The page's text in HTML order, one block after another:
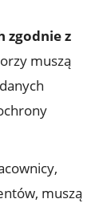
zgodnie z
muszą
muszą